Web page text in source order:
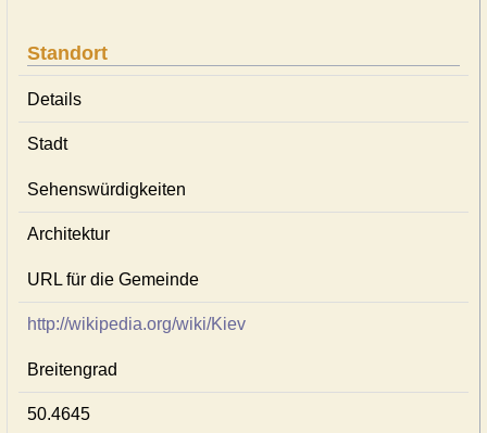
Standort
Details
Stadt
Sehenswürdigkeiten
Architektur
URL für die Gemeinde
http://wikipedia.org/wiki/Kiev
Breitengrad
50.4645